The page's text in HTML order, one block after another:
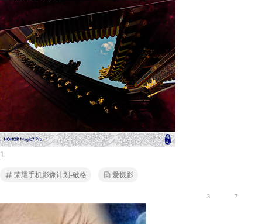
1
荣耀手机影像计划-破格 爱摄影
3 7